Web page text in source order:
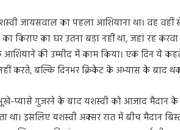
जायसवाल का पहला आशियाना था। वह
का घर उतना बड़ा नहीं था, जहां रह
आशियाने की उम्मीद में काम किया। एक दिन ये
करते, बल्कि दिनभर क्रिकेट के अभ्यास के बाद
प्यासे गुजरने के बाद यशस्वी को आजाद मैदान के
था। इसलिए यशस्वी अक्सर रात में बीच मैदान